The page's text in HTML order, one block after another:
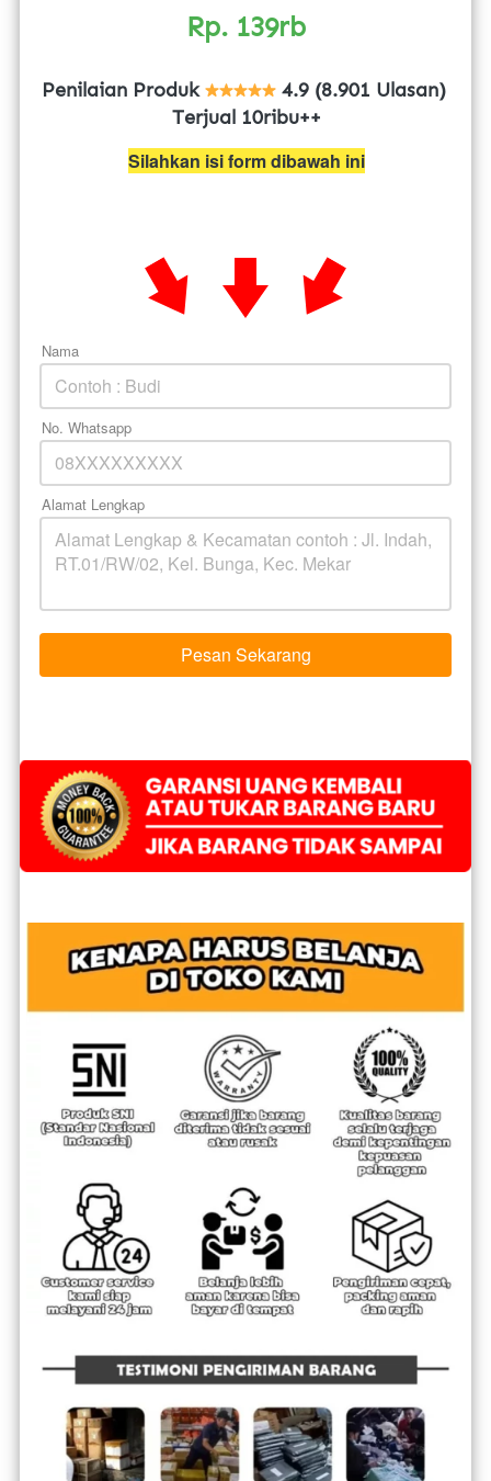
Rp. 139rb
Penilaian Produk
4.9 (8.901 Ulasan)
Terjual 10ribu++
Silahkan isi form dibawah ini
Nama
No. Whatsapp
Alamat Lengkap
`Pesan Sekarang